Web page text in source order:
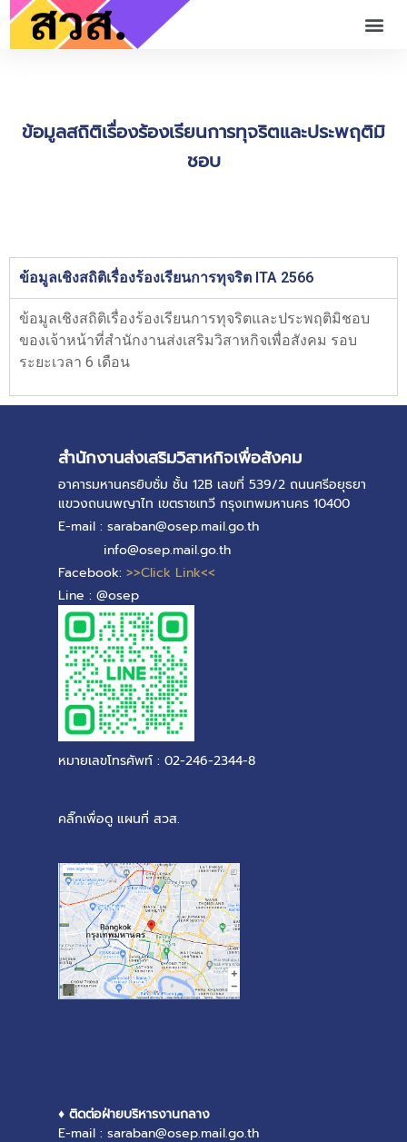
ข้อมูลสถิติเรื่องร้องเรียนการทุจริตและประพฤติมิ
ชอบ
ข้อมูลเชิงสถิติเรื่องร้องเรียนการทุจริต ITA 2566
ข้อมูลเชิงสถิติเรื่องร้องเรียนการทุจริตและประพฤติมิชอบ
ของเจ้าหน้าที่สำนักงานส่งเสริมวิสาหกิจเพื่อสังคม รอบ
ระยะเวลา 6 เดือน
สำนักงานส่งเสริมวิสาหกิจเพื่อสังคม
อาคารมหานครยิบซั่ม ชั้น 12B เลขที่ 539/2 ถนนศรีอยุธยา
แขวงถนนพญาไท เขตราชเทวี กรุงเทพมหานคร 10400
E-mail : saraban@osep.mail.go.th
info@osep.mail.go.th
Facebook: >>Click Link<<
Line : @osep
หมายเลขโทรศัพท์ : 02-246-2344-8
คลิ๊กเพื่อดู แผนที่ สวส.
♦ ติดต่อฝ่ายบริหารงานกลาง
E-mail : saraban@osep.mail.go.th